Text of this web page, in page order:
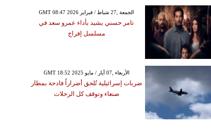
GMT 08:47 2026 الجمعة ,27 شباط / فبراير
تامر حسني يشيد بأداء عمرو سعد في
مسلسل إفراج
GMT 18:52 2025 الأربعاء ,07 أيار / مايو
ضربات إسرائيلية تُلحق أضراراً فادحة بمطار
صنعاء وتوقف كل الرحلات